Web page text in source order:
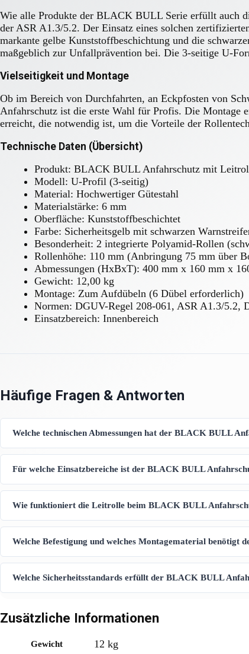
Wie alle Produkte der BLACK BULL Serie erfüllt auch
der ASR A1.3/5.2. Der Einsatz eines solchen
markante gelbe Kunststoffbeschichtung und die
maßgeblich zur Unfallprävention bei. Die 3-seitige U-
Vielseitigkeit und Montage
Ob im Bereich von Durchfahrten, an Eckpfosten von
Anfahrschutz ist die erste Wahl für Profis. Die Montage
erreicht, die notwendig ist, um die Vorteile der
Technische Daten (Übersicht)
Produkt: BLACK BULL Anfahrschutz mit
Modell: U-Profil (3-seitig)
Material: Hochwertiger Gütestahl
Materialstärke: 6 mm
Oberfläche: Kunststoffbeschichtet
Farbe: Sicherheitsgelb mit schwarzen
Besonderheit: 2 integrierte Polyamid-Rollen
Rollenhöhe: 110 mm (Anbringung 75 mm über
Abmessungen (HxBxT): 400 mm x 160 mm x
Gewicht: 12,00 kg
Montage: Zum Aufdübeln (6 Dübel erforderlich)
Normen: DGUV-Regel 208-061, ASR A1.3/5.2,
Einsatzbereich: Innenbereich
Häufige Fragen & Antworten
Welche technischen Abmessungen hat der BLACK BULL
Für welche Einsatzbereiche ist der BLACK BULL
Wie funktioniert die Leitrolle beim BLACK BULL
Welche Befestigung und welches Montagematerial benötigt
Welche Sicherheitsstandards erfüllt der BLACK BULL
Zusätzliche Informationen
Gewicht 12 kg